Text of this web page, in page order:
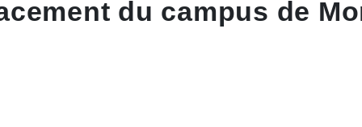
du campus de